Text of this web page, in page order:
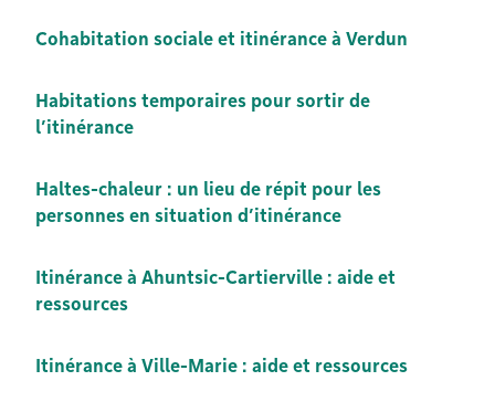
Cohabitation sociale et itinérance à Verdun
Habitations temporaires pour sortir de
l’itinérance
Haltes-chaleur : un lieu de répit pour les
personnes en situation d’itinérance
Itinérance à Ahuntsic-Cartierville : aide et
ressources
Itinérance à Ville-Marie : aide et ressources